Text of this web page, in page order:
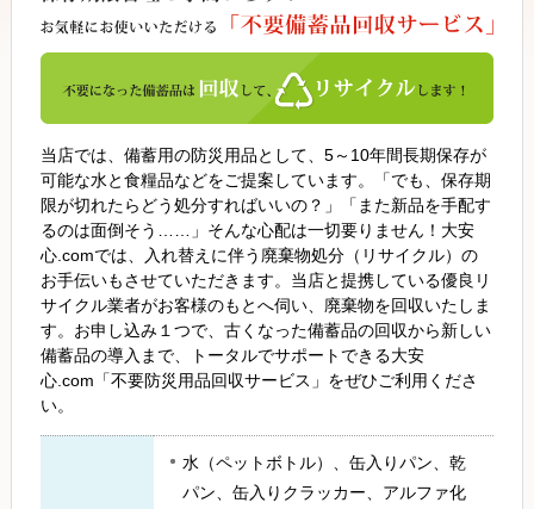
当店では、備蓄用の防災用品として、5～10年間長期保存が
可能な水と食糧品などをご提案しています。「でも、保存期
限が切れたらどう処分すればいいの？」「また新品を手配す
るのは面倒そう……」そんな心配は一切要りません！大安
心.comでは、入れ替えに伴う廃棄物処分（リサイクル）の
お手伝いもさせていただきます。当店と提携している優良リ
サイクル業者がお客様のもとへ伺い、廃棄物を回収いたしま
す。お申し込み１つで、古くなった備蓄品の回収から新しい
備蓄品の導入まで、トータルでサポートできる大安
心.com「不要防災用品回収サービス」をぜひご利用くださ
い。
水（ペットボトル）、缶入りパン、乾
パン、缶入りクラッカー、アルファ化